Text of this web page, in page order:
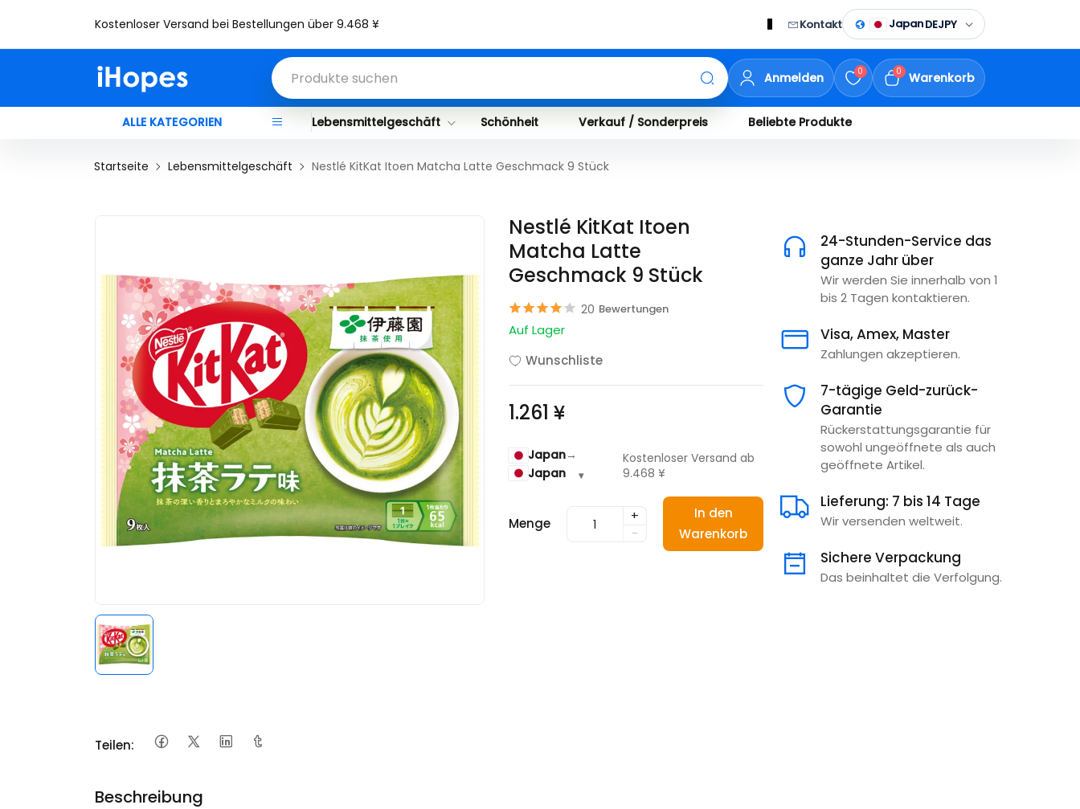
Willkommen bei Ihopes Kontakt JapanDEJPY
Anmelden 0 0 Warenkorb
ALLE KATEGORIEN Lebensmittelgeschäft Schönheit Verkauf / Sonderpreis Beliebte Produkte
Startseite Lebensmittelgeschäft Nestlé KitKat Itoen Matcha Latte Geschmack 9 Stück
Nestlé KitKat Itoen
Matcha Latte
Geschmack 9 Stück
20 Bewertungen
Auf Lager
Wunschliste
1.261 ¥
Japan→
Japan
▾
Kostenloser Versand ab
9.468 ¥
Menge
+
-
In den
Warenkorb
24-Stunden-Service das
ganze Jahr über
Wir werden Sie innerhalb von 1
bis 2 Tagen kontaktieren.
Visa, Amex, Master
Zahlungen akzeptieren.
7-tägige Geld-zurück-
Garantie
Rückerstattungsgarantie für
sowohl ungeöffnete als auch
geöffnete Artikel.
Lieferung: 7 bis 14 Tage
Wir versenden weltweit.
Sichere Verpackung
Das beinhaltet die Verfolgung.
Teilen:
Beschreibung